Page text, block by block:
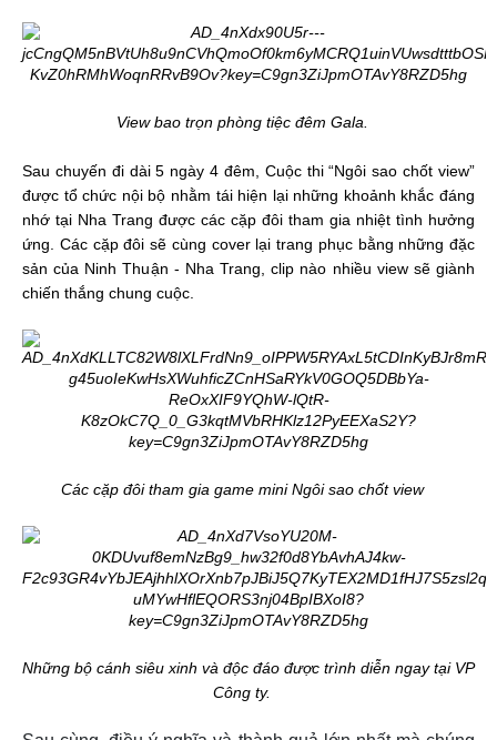
View bao trọn phòng tiệc đêm Gala.
Sau chuyến đi dài 5 ngày 4 đêm, Cuộc thi “Ngôi sao chốt view”
được tổ chức nội bộ nhằm tái hiện lại những khoảnh khắc đáng
nhớ tại Nha Trang được các cặp đôi tham gia nhiệt tình hưởng
ứng. Các cặp đôi sẽ cùng cover lại trang phục bằng những đặc
sản của Ninh Thuận - Nha Trang, clip nào nhiều view sẽ giành
chiến thắng chung cuộc.
Các cặp đôi tham gia game mini Ngôi sao chốt view
Những bộ cánh siêu xinh và độc đáo được trình diễn ngay tại VP
Công ty.